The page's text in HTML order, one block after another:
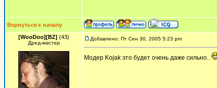
Вернуться к началу
[WooDoo][BZ] (43)
Дред-мастер
Добавлено: Пт Сен 30, 2005 5:23 pm
Модер Kojak это будет очень даже сильно..